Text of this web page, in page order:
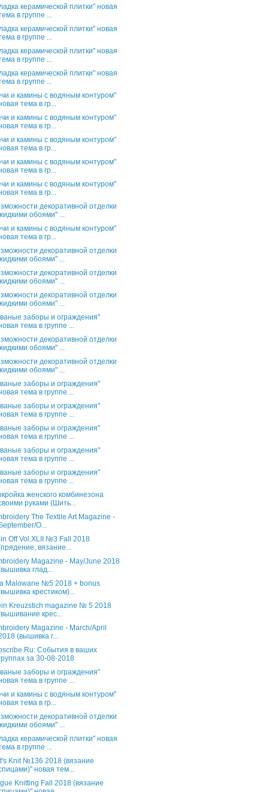
керамической плитки" новая
в группе ...
керамической плитки" новая
в группе ...
керамической плитки" новая
в группе ...
керамической плитки" новая
в группе ...
и камины с водяным контуром"
тема в гр...
и камины с водяным контуром"
тема в гр...
и камины с водяным контуром"
тема в гр...
и камины с водяным контуром"
тема в гр...
и камины с водяным контуром"
тема в гр...
декоративной отделки
обоями" ...
и камины с водяным контуром"
тема в гр...
декоративной отделки
обоями" ...
декоративной отделки
обоями" ...
декоративной отделки
обоями" ...
заборы и ограждения"
тема в группе ...
декоративной отделки
обоями" ...
декоративной отделки
обоями" ...
заборы и ограждения"
тема в группе ...
заборы и ограждения"
тема в группе ...
заборы и ограждения"
тема в группе ...
заборы и ограждения"
тема в группе ...
заборы и ограждения"
тема в группе ...
женского комбинезона
руками (Шить...
The Textile Art Magazine -
O...
Off Vol.XLII №3 Fall 2018
вязание...
Magazine - May/June 2018
глад...
Malowane №5 2018 + bonus
крестиком)...
Kreuzstich magazine № 5 2018
крес...
Magazine - March/April
(вышивка г...
События в ваших
за 30-08-2018
заборы и ограждения"
тема в группе ...
и камины с водяным контуром"
тема в гр...
декоративной отделки
обоями" ...
керамической плитки" новая
в группе ...
Knit №136 2018 (вязание
новая тем...
Knitting Fall 2018 (вязание